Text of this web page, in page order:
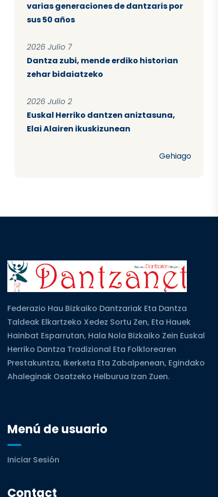
varias generaciones de dantzaris por
sus 50 años
2026 Julio 7
Dantza zubi, mende erdiko historian
zehar bidaiatzeko
2026 Julio 2
Euskal Herriko dantzen aniztasuna,
Elai Alairen ikuskizunean
Gehiago
Federazio Hau Bizkaiko Dantzariak Eta Dantza
Taldeak Elkartzeko Xedez Sortu Zen, Eta Hauek
Hainbat Esparrutan, Hala Nola Bizkaiko Zein Euskal
Herriko Dantza Tradizional Eta Folklorearen
Prestakuntza, Ikerketa Eta Zabalpenean, Egindako
Ahaleginak Osatzeko Helburua Izan Zuen.
Menú de usuario
Iniciar Sesión
Contact